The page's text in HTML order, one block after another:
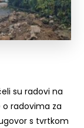
su radovi na
o radovima za
s tvrtkom